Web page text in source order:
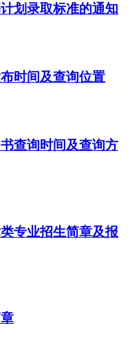
划录取标准的通知
时间及查询位置
查询时间及查询方
专业招生简章及报